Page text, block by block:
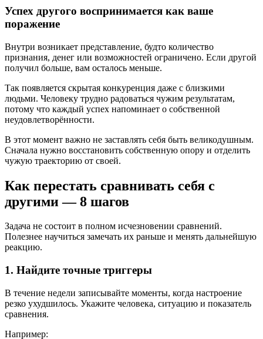
Успех другого воспринимается как ваше
поражение
Внутри возникает представление, будто количество
признания, денег или возможностей ограничено. Если другой
получил больше, вам осталось меньше.
Так появляется скрытая конкуренция даже с близкими
людьми. Человеку трудно радоваться чужим результатам,
потому что каждый успех напоминает о собственной
неудовлетворённости.
В этот момент важно не заставлять себя быть великодушным.
Сначала нужно восстановить собственную опору и отделить
чужую траекторию от своей.
Как перестать сравнивать себя с
другими — 8 шагов
Задача не состоит в полном исчезновении сравнений.
Полезнее научиться замечать их раньше и менять дальнейшую
реакцию.
1. Найдите точные триггеры
В течение недели записывайте моменты, когда настроение
резко ухудшилось. Укажите человека, ситуацию и показатель
сравнения.
Например: